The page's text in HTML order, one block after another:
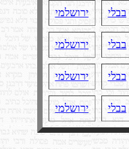
ירושלמי בבלי
ירושלמי בבלי
ירושלמי בבלי
ירושלמי בבלי